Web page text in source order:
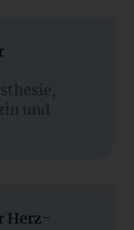
und
Herz-